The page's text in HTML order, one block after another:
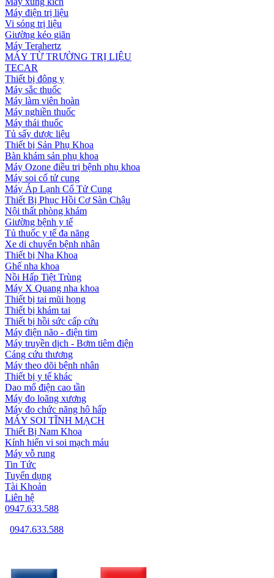
Máy điện trị liệu
Vi sóng trị liệu
Giường kéo giãn
Máy Terahertz
MÁY TỪ TRƯỜNG TRỊ LIỆU
TECAR
Thiết bị đông y
Máy sắc thuốc
Máy làm viên hoàn
Máy nghiền thuốc
Máy thái thuốc
Tủ sấy dược liệu
Thiết bị Sản Phụ Khoa
Bàn khám sản phụ khoa
Máy Ozone điều trị bệnh phụ khoa
Máy soi cổ tử cung
Máy Áp Lạnh Cổ Tử Cung
Thiết Bị Phục Hồi Cơ Sàn Chậu
Nội thất phòng khám
Giường bệnh y tế
Tủ thuốc y tế đa năng
Xe di chuyển bệnh nhân
Thiết bị Nha Khoa
Ghế nha khoa
Nồi Hấp Tiệt Trùng
Máy X Quang nha khoa
Thiết bị tai mũi họng
Thiết bị khám tai
Thiết bị hồi sức cấp cứu
Máy điện não - điện tim
Máy truyền dịch - Bơm tiêm điện
Cáng cứu thương
Máy theo dõi bệnh nhân
Thiết bị y tế khác
Dao mổ điện cao tần
Máy đo loãng xương
Máy đo chức năng hô hấp
MÁY SOI TĨNH MẠCH
Thiết Bị Nam Khoa
Kính hiển vi soi mạch máu
Máy vỗ rung
Tin Tức
Tuyển dụng
Tài Khoản
Liên hệ
0947.633.588
0947.633.588